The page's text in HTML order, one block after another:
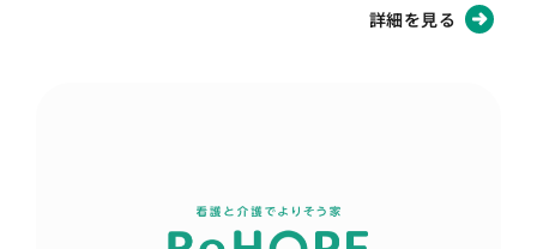
詳細を見る